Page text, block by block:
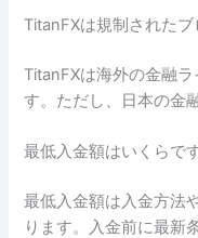
TitanFXは規制されたブ
TitanFXは海外の金融
す。ただし、日本の金
最低入金額はいくらで
最低入金額は入金方法
ります。入金前に最新